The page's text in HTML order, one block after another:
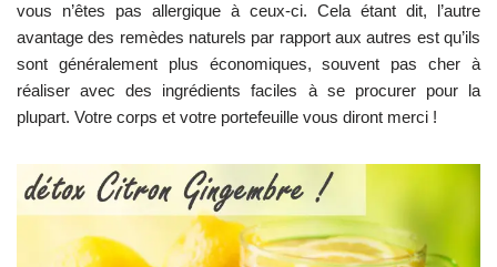
vous n’êtes pas allergique à ceux-ci. Cela étant dit, l’autre
avantage des remèdes naturels par rapport aux autres est qu’ils
sont généralement plus économiques, souvent pas cher à
réaliser avec des ingrédients faciles à se procurer pour la
plupart. Votre corps et votre portefeuille vous diront merci !